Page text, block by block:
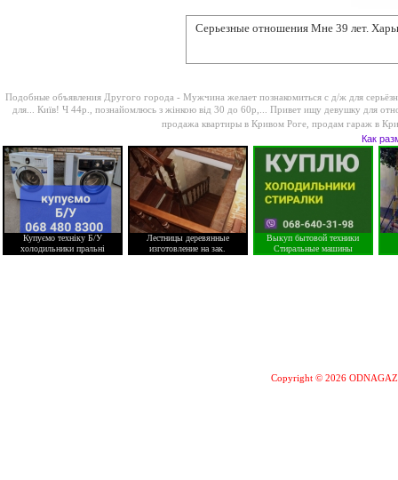
Серьезные отношения Мне 39 лет.
Подобные объявления Другого города - Мужчина желает познакомиться с д/ж для
для...Київ! Ч 44р., познайомлюсь з жінкою від 30 до 60р,...Привет ищу девушку для
продажа квартиры в Кривом Роге ,продам гараж в
Как
Купуємо техніку Б/У
холодильники пральні
Лестницы деревянные
изготовление на зак.
Выкуп бытовой техники
Стиральные машины
Copyright © 2026